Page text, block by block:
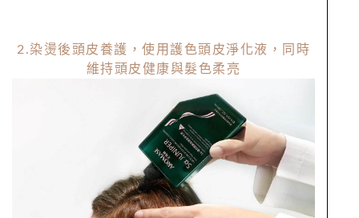
2.染燙後頭皮養護，使用護色頭皮淨化液，同時
維持頭皮健康與髮色柔亮